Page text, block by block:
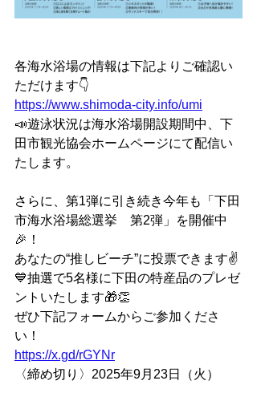
各海水浴場の情報は下記よりご確認い
ただけます👇
https://www.shimoda-city.info/umi
📣遊泳状況は海水浴場開設期間中、下
田市観光協会ホームページにて配信い
たします。
さらに、第1弾に引き続き今年も「下田
市海水浴場総選挙　第2弾」を開催中
🎉！
あなたの“推しビーチ”に投票できます✌
💙抽選で5名様に下田の特産品のプレゼ
ントいたします🎁👏
ぜひ下記フォームからご参加くださ
い！
https://x.gd/rGYNr
〈締め切り〉2025年9月23日（火）